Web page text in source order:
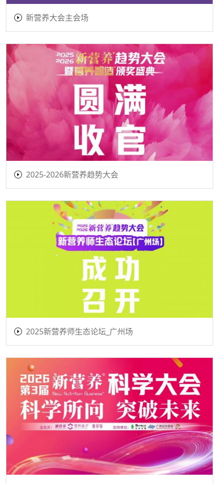
新营养大会主会场
2025-2026新营养趋势大会
2025新营养师生态论坛_广州场